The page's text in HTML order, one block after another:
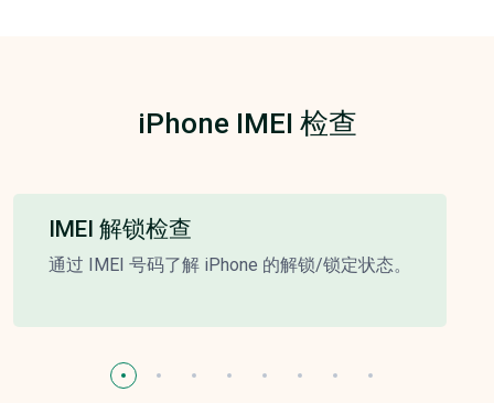
iPhone IMEI 检查
IMEI 解锁检查
通过 IMEI 号码了解 iPhone 的解锁/锁定状态。